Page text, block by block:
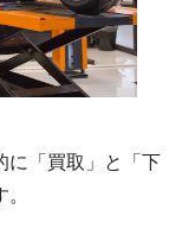
に「買取」と「下